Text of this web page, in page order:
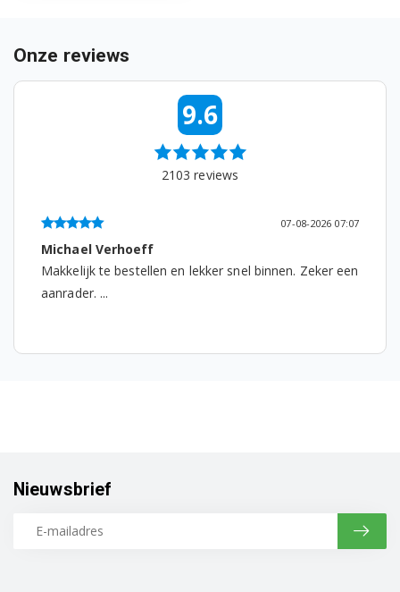
Bosch KIL1840/33
Bosch KIL18440/01
Bosch KIL18471FF/01
Bosch KIL20A21/01
Bosch KIL20A50/01
Onze reviews
9.6
2103 reviews
07-08-2026 07:07
Michael Verhoeff
Makkelijk te bestellen en lekker snel binnen. Zeker een
aanrader. ...
Nieuwsbrief